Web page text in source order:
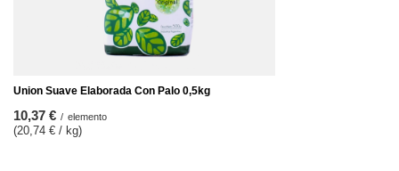
Union Suave Elaborada Con Palo 0,5kg
10,37 € / elemento
(20,74 € / kg)